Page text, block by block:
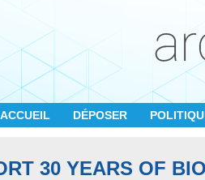
ACCUEIL DÉPOSER
30 YEARS OF